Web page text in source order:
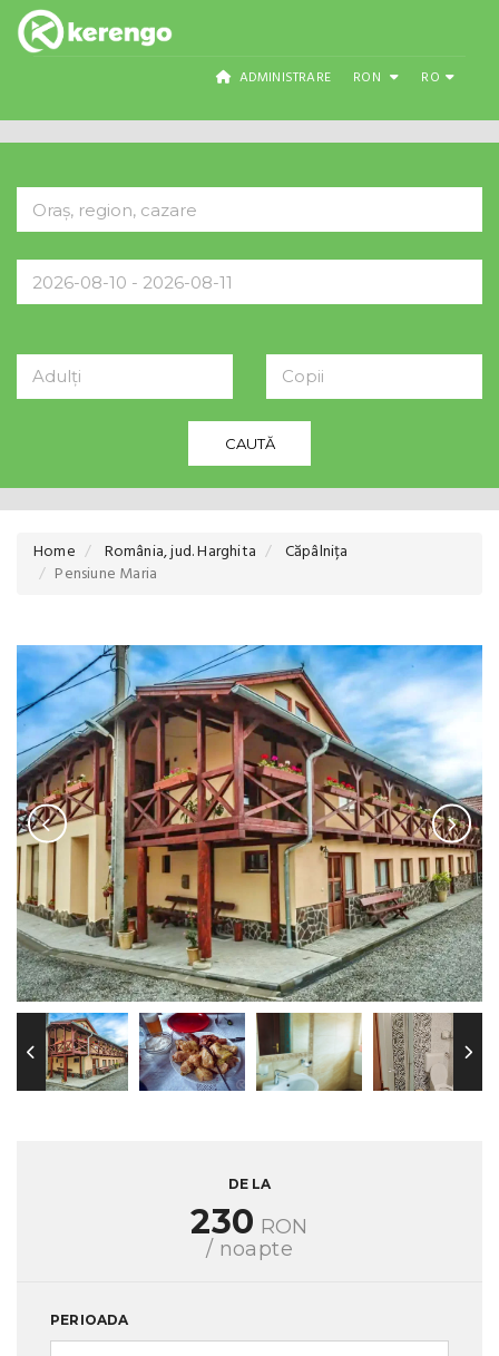
ADMINISTRARE RON RO
Adulți Copii
CAUTĂ
Home România, jud. Harghita
Căpâlnița
Pensiune Maria
DE LA
230 RON
/ noapte
PERIOADA